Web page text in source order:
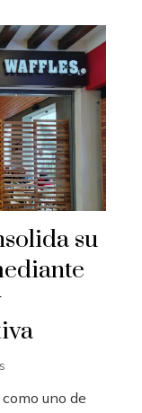
su
uno de